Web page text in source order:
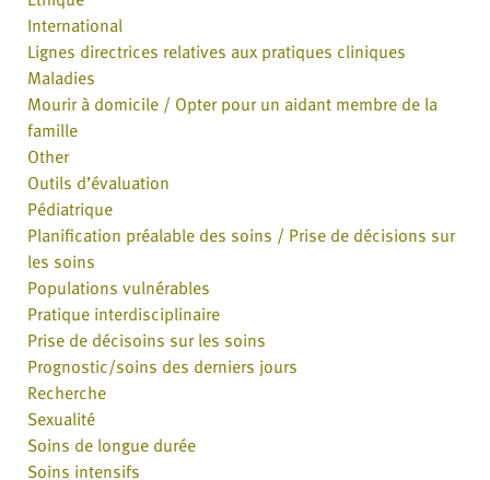
International
Lignes directrices relatives aux pratiques cliniques
Maladies
Mourir à domicile / Opter pour un aidant membre de la
famille
Other
Outils d’évaluation
Pédiatrique
Planification préalable des soins / Prise de décisions sur
les soins
Populations vulnérables
Pratique interdisciplinaire
Prise de décisoins sur les soins
Prognostic/soins des derniers jours
Recherche
Sexualité
Soins de longue durée
Soins intensifs